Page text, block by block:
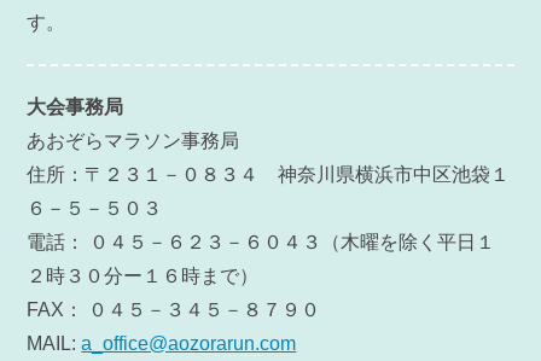
す。
大会事務局
あおぞらマラソン事務局
住所：〒２３１－０８３４ 神奈川県横浜市中区池袋１
６－５－５０３
電話： ０４５－６２３－６０４３（木曜を除く平日１
２時３０分ー１６時まで）
FAX： ０４５－３４５－８７９０
MAIL:a_office@aozorarun.com